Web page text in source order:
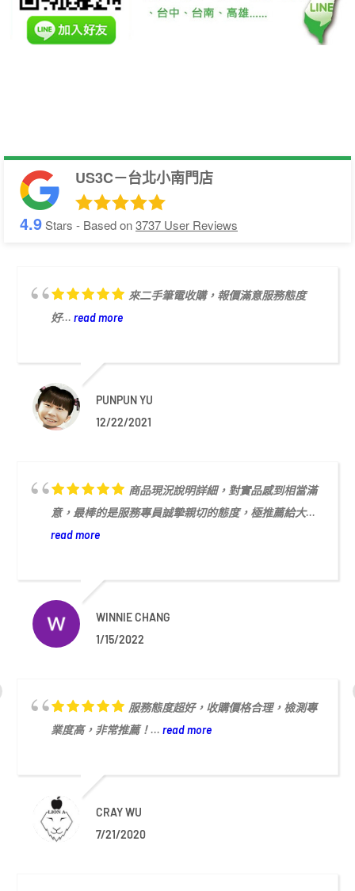
US3C－台北小南門店
4.9Stars - Based on3737 User Reviews
來二手筆電收購，報價滿意服務態度
好... read more
PUNPUN YU
12/22/2021
商品現況說明詳細，對實品感到相當滿
意，最棒的是服務專員誠摯親切的態度，極推薦給大...
read more
WINNIE CHANG
1/15/2022
服務態度超好，收購價格合理，檢測專
業度高，非常推薦！... read more
CRAY WU
7/21/2020